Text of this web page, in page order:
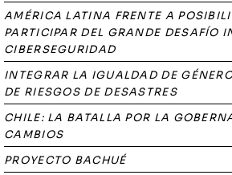
AMÉRICA LATINA FRENTE A
PARTICIPAR DEL GRANDE DESAFÍO
CIBERSEGURIDAD
INTEGRAR LA IGUALDAD DE
DE RIESGOS DE DESASTRES
CHILE: LA BATALLA POR LA
CAMBIOS
PROYECTO BACHUÉ